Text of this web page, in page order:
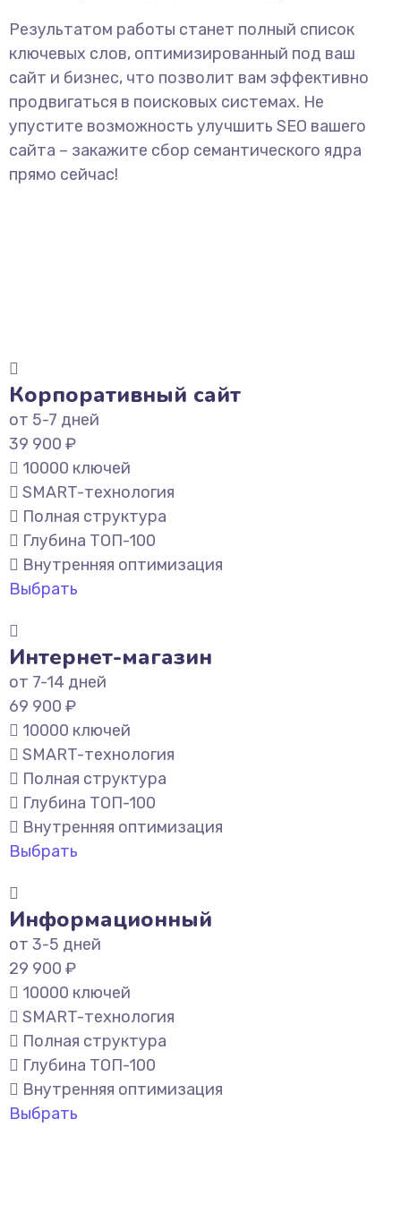
Результатом работы станет полный список
ключевых слов, оптимизированный под ваш
сайт и бизнес, что позволит вам эффективно
продвигаться в поисковых системах. Не
упустите возможность улучшить SEO вашего
сайта – закажите сбор семантического ядра
прямо сейчас!
Корпоративный сайт
от 5-7 дней
39 900 ₽
10000 ключей
SMART-технология
Полная структура
Глубина ТОП-100
Внутренняя оптимизация
Выбрать
Интернет-магазин
от 7-14 дней
69 900 ₽
10000 ключей
SMART-технология
Полная структура
Глубина ТОП-100
Внутренняя оптимизация
Выбрать
Информационный
от 3-5 дней
29 900 ₽
10000 ключей
SMART-технология
Полная структура
Глубина ТОП-100
Внутренняя оптимизация
Выбрать